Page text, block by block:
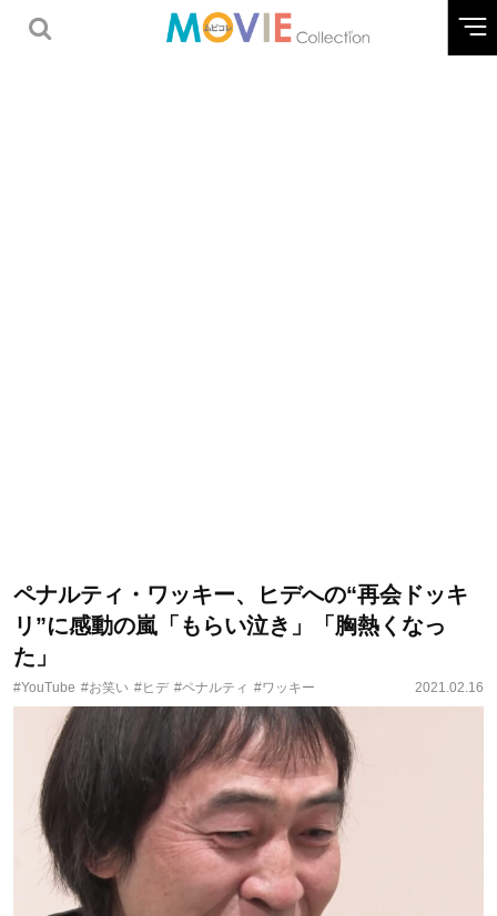
ペナルティ・ワッキー、ヒデへの“再会ドッキ
リ”に感動の嵐「もらい泣き」「胸熱くなっ
た」
#YouTube #お笑い #ヒデ #ペナルティ #ワッキー 2021.02.16